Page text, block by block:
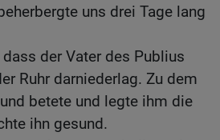
uns drei Tage lang
dass der Vater des Publius
Ruhr darniederlag. Zu dem
betete und legte ihm die
ihn gesund.